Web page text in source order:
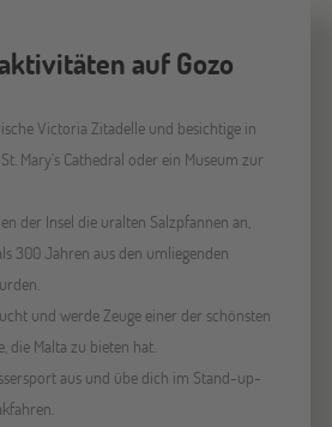
auf Gozo
Victoria Zitadelle und besichtige in
Mary’s Cathedral oder ein Museum zur
der Insel die uralten Salzpfannen an,
300 Jahren aus den umliegenden
und werde Zeuge einer der schönsten
die Malta zu bieten hat.
aus und übe dich im Stand-up-